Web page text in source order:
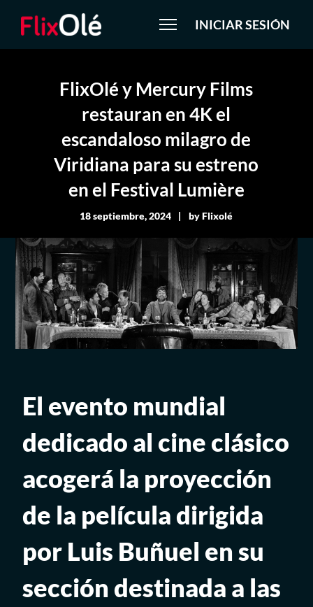
INICIAR SESIÓN
FlixOlé y Mercury Films
restauran en 4K el
escandaloso milagro de
Viridiana para su estreno
en el Festival Lumière
18 septiembre, 2024 byFlixolé
El evento mundial
dedicado al cine clásico
acogerá la proyección
de la película dirigida
por Luis Buñuel en su
sección destinada a las